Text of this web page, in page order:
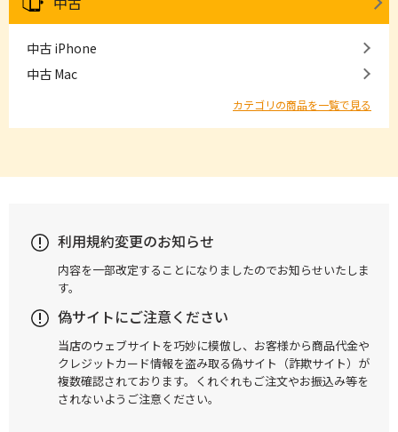
中古 iPhone
中古 Mac
カテゴリの商品を一覧で見る
利用規約変更のお知らせ
内容を一部改定することになりましたのでお知らせいたしま
す。
偽サイトにご注意ください
当店のウェブサイトを巧妙に模倣し、お客様から商品代金や
クレジットカード情報を盗み取る偽サイト（詐欺サイト）が
複数確認されております。くれぐれもご注文やお振込み等を
されないようご注意ください。